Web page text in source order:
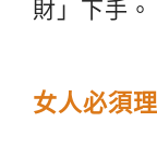
財」下手。
女人必須